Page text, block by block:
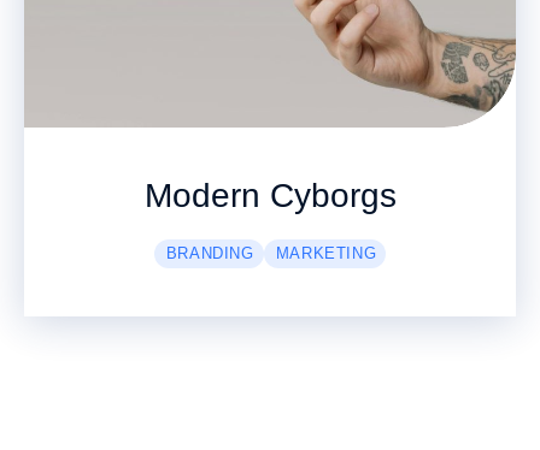
Modern Cyborgs
BRANDING MARKETING